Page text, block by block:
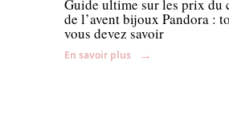
Guide ultime sur les prix du
de l’avent bijoux Pandora :
vous devez savoir
En savoir plus